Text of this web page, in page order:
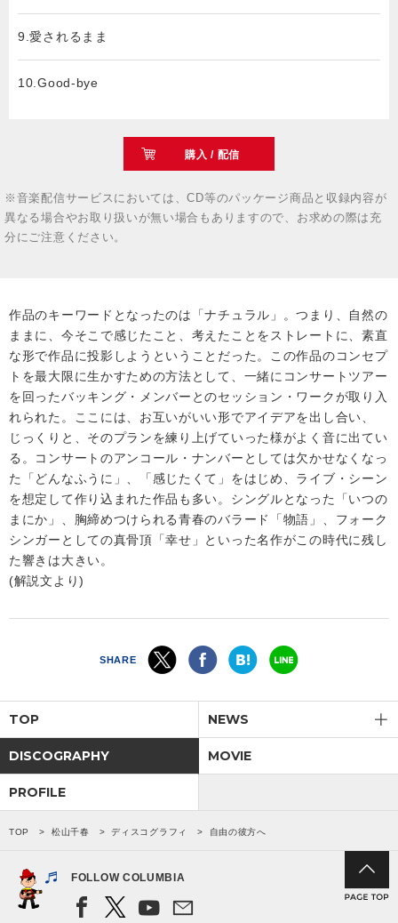
9.愛されるまま
10.Good-bye
購入 / 配信
※音楽配信サービスにおいては、CD等のパッケージ商品と収録内容が
異なる場合やお取り扱いが無い場合もありますので、お求めの際は充
分にご注意ください。
作品のキーワードとなったのは「ナチュラル」。つまり、自然の
ままに、今そこで感じたこと、考えたことをストレートに、素直
な形で作品に投影しようということだった。この作品のコンセプ
トを最大限に生かすための方法として、一緒にコンサートツアー
を回ったバッキング・メンバーとのセッション・ワークが取り入
れられた。ここには、お互いがいい形でアイデアを出し合い、
じっくりと、そのプランを練り上げていった様がよく音に出てい
る。コンサートのアンコール・ナンバーとしては欠かせなくなっ
た「どんなふうに」、「感じたくて」をはじめ、ライブ・シーン
を想定して作り込まれた作品も多い。シングルとなった「いつの
まにか」、胸締めつけられる青春のバラード「物語」、フォーク
シンガーとしての真骨頂「幸せ」といった名作がこの時代に残し
た響きは大きい。
(解説文より)
SHARE
TOP NEWS
DISCOGRAPHY MOVIE
PROFILE
TOP 松山千春 ディスコグラフィ 自由の彼方へ
FOLLOW COLUMBIA